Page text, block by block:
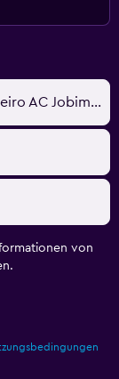
Rio de Janeiro, Brasilien - Rio de Janeiro AC Jobim (GIG)
von